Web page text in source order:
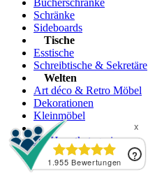
Bücherschränke
Schränke
Sideboards
Tische
Esstische
Schreibtische & Sekretäre
Welten
Art déco & Retro Möbel
Dekorationen
Kleinmöbel
zur Hauptkategorie